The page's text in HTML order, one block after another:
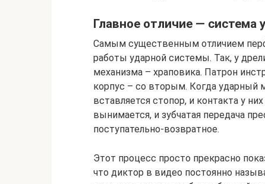
Главное отличие — система
Самым существенным отличием
работы ударной системы. Так, у
механизма – храповика. Патрон
корпус – со вторым. Когда ударный
вставляется стопор, и контакта у
вынимается, и зубчатая передача
поступательно-возвратное.
Этот процесс просто прекрасно
что диктор в видео постоянно